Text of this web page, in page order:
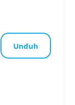
Unduh